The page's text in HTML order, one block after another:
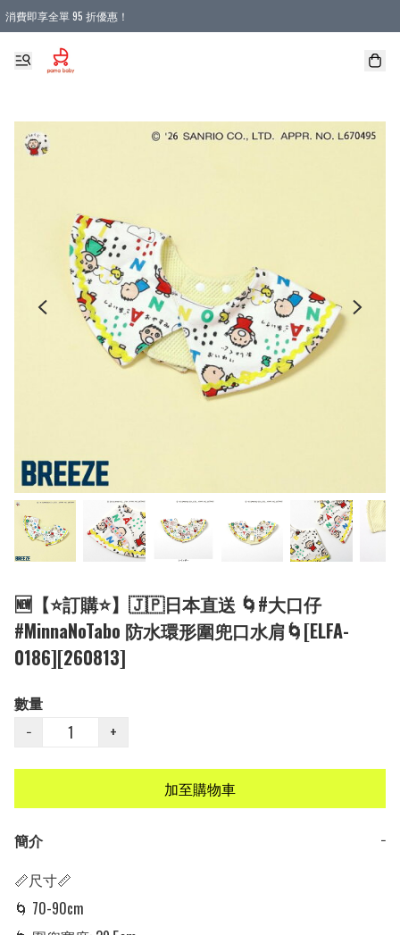
消費即享全單 95 折優惠！
購物滿 HKD 900.00即享免運費優惠！（適用於 本地送貨、本地取貨 )
🆕【⭐訂購⭐】🇯🇵日本直送 🌀#大口仔
#MinnaNoTabo 防水環形圍兜口水肩🌀[ELFA-
0186][260813]
數量
−
+
加至購物車
簡介
−
📏尺寸📏
🌀 70-90cm